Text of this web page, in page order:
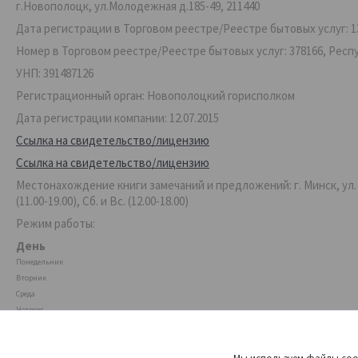
г.Новополоцк, ул.Молодежная д.185-49, 211440
Дата регистрации в Торговом реестре/Реестре бытовых услуг:
Номер в Торговом реестре/Реестре бытовых услуг: 378166,
УНП: 391487126
Регистрационный орган: Новополоцкий горисполком
Дата регистрации компании: 12.07.2015
Ссылка на свидетельство/лицензию
Ссылка на свидетельство/лицензию
Местонахождение книги замечаний и предложений: г. Минск,
(11.00-19.00), Сб. и Вс. (12.00-18.00)
Режим работы:
День
Понедельник
Вторник
Среда
Четверг